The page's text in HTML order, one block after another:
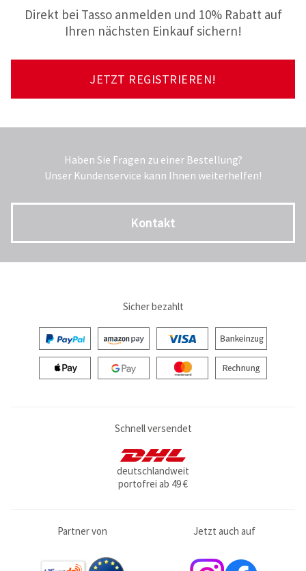
Direkt bei Tasso anmelden und 10% Rabatt auf
Ihren nächsten Einkauf sichern!
JETZT REGISTRIEREN!
Haben Sie Fragen zu einer Bestellung?
Unser Kundenservice kann Ihnen weiterhelfen!
Kontakt
Sicher bezahlt
Schnell versendet
deutschlandweit
portofrei ab 49 €
Partner von Jetzt auch auf